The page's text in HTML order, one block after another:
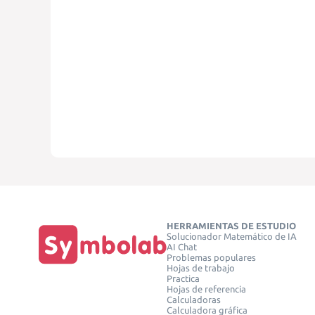
HERRAMIENTAS DE ESTUDIO
Solucionador Matemático de IA
AI Chat
Problemas populares
Hojas de trabajo
Practica
Hojas de referencia
Calculadoras
Calculadora gráfica